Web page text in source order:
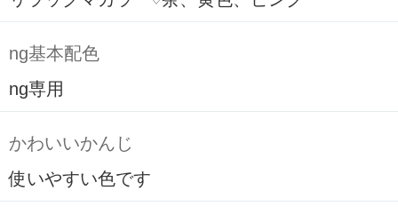
ng基本配色
ng専用
かわいいかんじ
使いやすい色です